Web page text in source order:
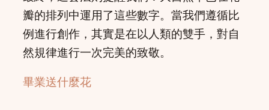
瓣的排列中運用了這些數字。當我們遵循比
例進行創作，其實是在以人類的雙手，對自
然規律進行一次完美的致敬。
畢業送什麼花